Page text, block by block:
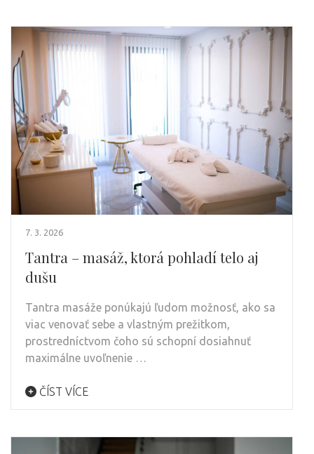
7. 3. 2026
Tantra – masáž, ktorá pohladí telo aj
dušu
Tantra masáže ponúkajú ľudom možnosť, ako sa
viac venovať sebe a vlastným prežitkom,
prostredníctvom čoho sú schopní dosiahnuť
maximálne uvoľnenie …
ČÍST VÍCE